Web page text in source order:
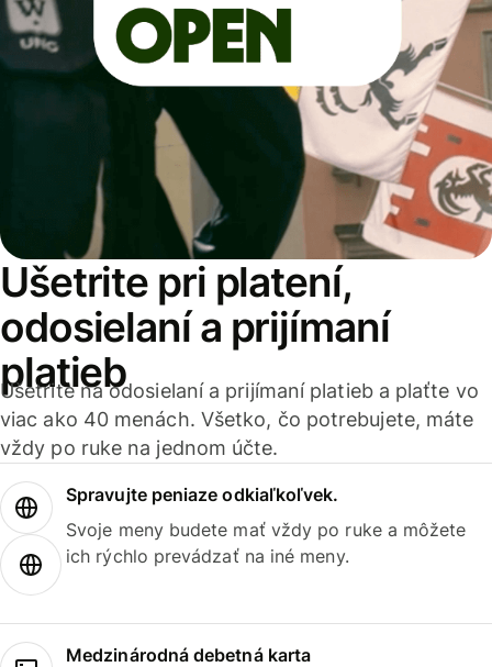
Ušetrite pri platení,
odosielaní a prijímaní
platieb
Ušetrite na odosielaní a prijímaní platieb a plaťte vo
viac ako 40 menách. Všetko, čo potrebujete, máte
vždy po ruke na jednom účte.
Spravujte peniaze odkiaľkoľvek.
Svoje meny budete mať vždy po ruke a môžete
ich rýchlo prevádzať na iné meny.
Medzinárodná debetná karta